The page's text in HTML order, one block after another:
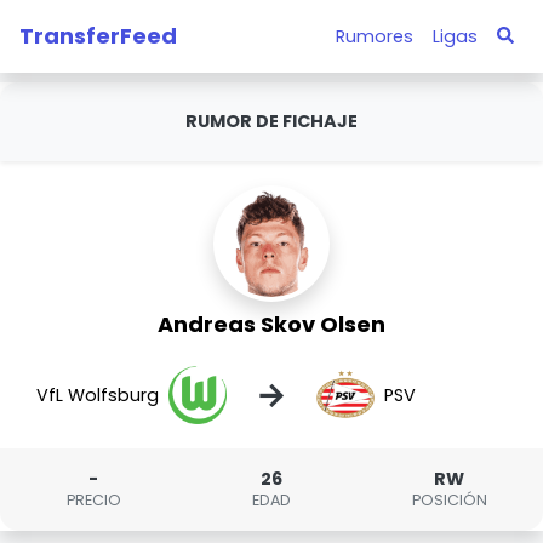
TransferFeed Rumores Ligas
RUMOR DE FICHAJE
Andreas Skov Olsen
VfL Wolfsburg → PSV
-
PRECIO
26
EDAD
RW
POSICIÓN